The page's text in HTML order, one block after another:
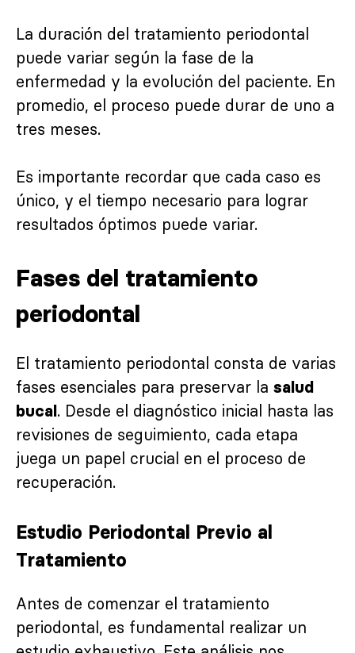
La duración del tratamiento periodontal
puede variar según la fase de la
enfermedad y la evolución del paciente. En
promedio, el proceso puede durar de uno a
tres meses.
Es importante recordar que cada caso es
único, y el tiempo necesario para lograr
resultados óptimos puede variar.
Fases del tratamiento
periodontal
El tratamiento periodontal consta de varias
fases esenciales para preservar la salud
bucal. Desde el diagnóstico inicial hasta las
revisiones de seguimiento, cada etapa
juega un papel crucial en el proceso de
recuperación.
Estudio Periodontal Previo al
Tratamiento
Antes de comenzar el tratamiento
periodontal, es fundamental realizar un